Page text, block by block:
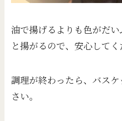
油で揚げるよりも色がだ
と揚がるので、安心してく
調理が終わったら、バス
さい。